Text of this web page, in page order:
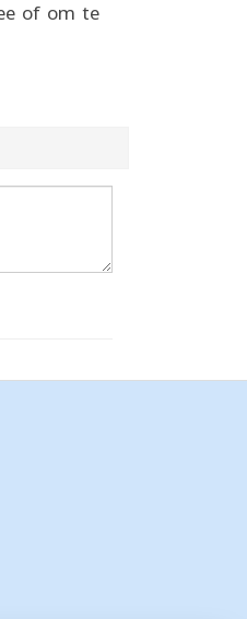
of om te